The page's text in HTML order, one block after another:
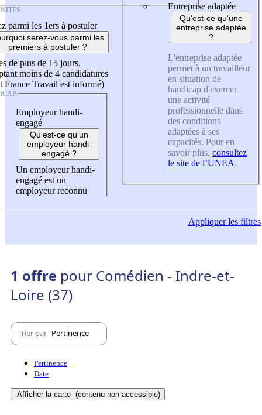
parmi les 1ers à postuler
serez-vous parmi les
premiers à postuler ?
de plus de 15 jours,
moins de 4 candidatures
France Travail est informé)
Employeur handi-
engagé
Qu'est-ce qu'un
employeur handi-
engagé ?
Un employeur handi-
engagé est un
employeur reconnu
Entreprise adaptée
Qu'est-ce qu'une
entreprise adaptée
?
L'entreprise adaptée
permet à un travailleur
en situation de
handicap d'exercer
une activité
professionnelle dans
des conditions
adaptées à ses
capacités. Pour en
savoir plus, consultez
le site de l’UNEA.
Appliquerles filtres
1 offre pour Comédien - Indre-et-
Loire (37)
Trier par Pertinence
Pertinence
Date
Afficher la carte (contenu non-accessible)